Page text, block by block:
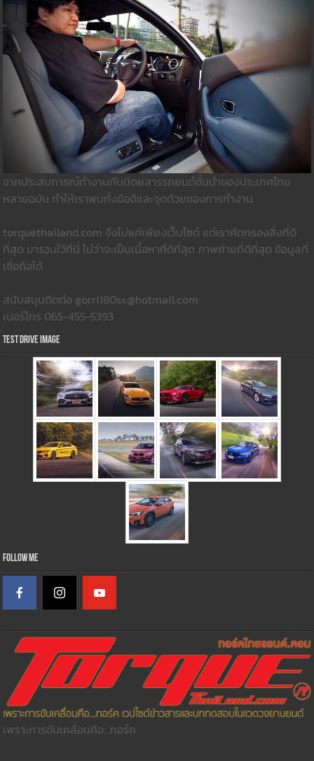
จากประสบการณ์ทำงานกับนิตยสารรถยนต์ชั้นนำของประเทศไทย
หลายฉบับ ทำให้เราพบทั้งข้อดีและจุดด้วยของการทำงาน
torquethailand.com จึงไม่แค่เพียงเว็บไซต์ แต่เราคัดกรองสิ่งที่ดี
ที่สุด มารวมใว้ที่นี่ ไม่ว่าจะเป็นเนื้อหาที่ดีที่สุด ภาพถ่ายที่ดีที่สุด ข้อมูลที่
เชื่อถือได้
สนับสนุนติดต่อ gorri180sx@hotmail.com
เบอร์โทร 065-455-5393
Test Drive Image
Follow Me
เพราะการขับเคลื่อนคือ...ทอร์ค